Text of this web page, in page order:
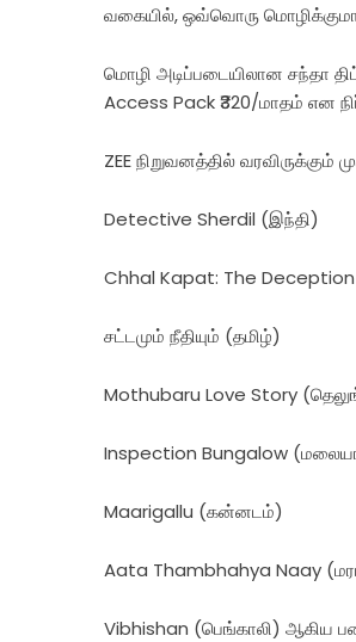
வகையில், ஒவ்வொரு
மொழி அடிப்படையிலான சந்தா
Access Pack ₹320/மாதம் என
ZEE நிறுவனத்தில் வரவிருக்கும்
Detective Sherdil (இந்தி)
Chhal Kapat: The
சட்டமும் நீதியும் (தமிழ்)
Mothubaru Love Story
Inspection Bungalow
Maarigallu (கன்னடம்)
Aata Thambhahya Naay
Vibhishan (பெங்காலி) ஆகிய